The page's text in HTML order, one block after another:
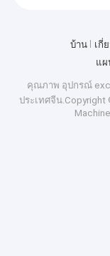
บ้าน เกี่
แผ
คุณภาพ อุปกรณ์
ประเทศจีน.Copyright